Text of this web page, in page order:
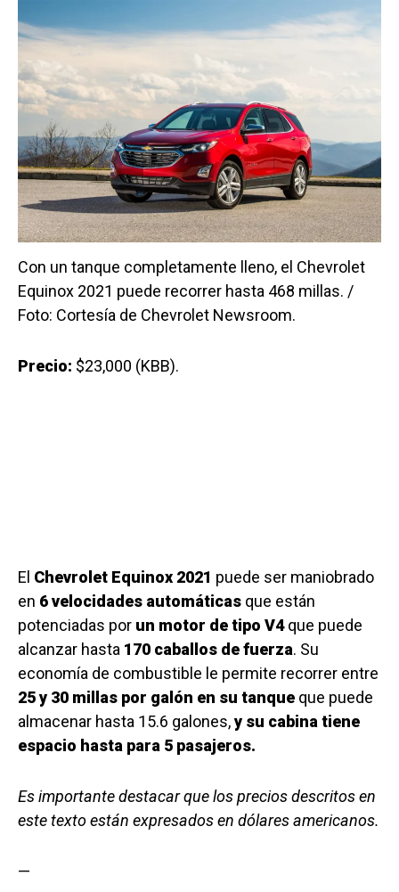
Con un tanque completamente lleno, el Chevrolet
Equinox 2021 puede recorrer hasta 468 millas. /
Foto: Cortesía de Chevrolet Newsroom.
Precio: $23,000 (KBB).
El Chevrolet Equinox 2021 puede ser maniobrado
en 6 velocidades automáticas que están
potenciadas por un motor de tipo V4que puede
alcanzar hasta 170 caballos de fuerza. Su
economía de combustible le permite recorrer entre
25 y 30 millas por galón en su tanque que puede
almacenar hasta 15.6 galones,y su cabina tiene
espacio hasta para 5 pasajeros.
Es importante destacar que los precios descritos en
este texto están expresados en dólares americanos.
—